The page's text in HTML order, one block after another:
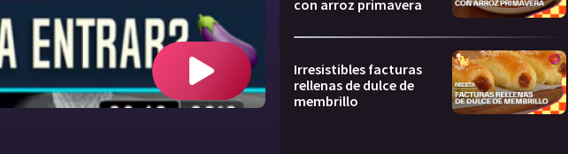
con arroz primavera
Irresistibles facturas
rellenas de dulce de
membrillo